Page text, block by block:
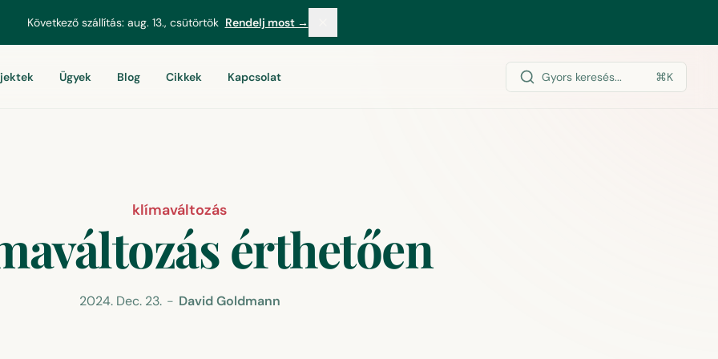
Következő szállítás: aug. 13., csütörtök Rendelj most →
Ügyek Blog Cikkek Kapcsolat Gyors keresés... ⌘K
klímaváltozás
érthetően
2024. Dec. 23. - David Goldmann